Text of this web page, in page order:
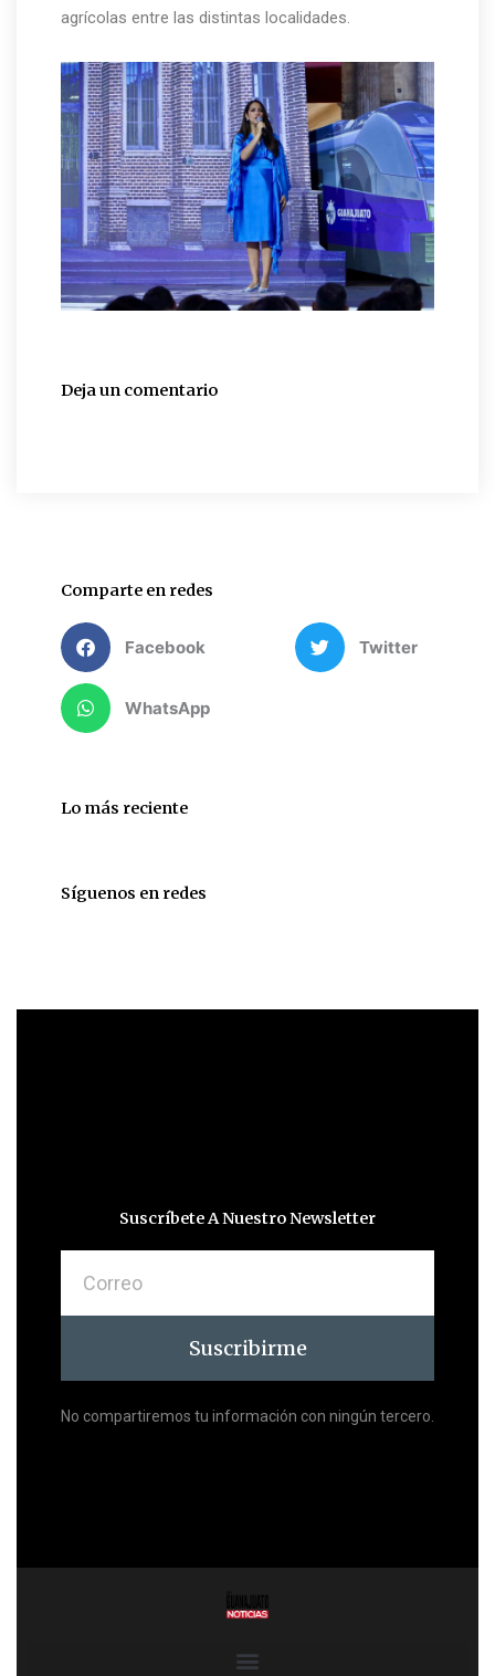
agrícolas entre las distintas localidades.
Deja un comentario
Comparte en redes
Facebook Twitter
WhatsApp
Lo más reciente
Síguenos en redes
Suscríbete A Nuestro Newsletter
Suscribirme
No compartiremos tu información con ningún tercero.